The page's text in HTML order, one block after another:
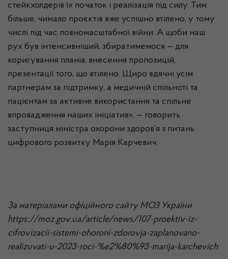
стейкхолдерів їх початок і реалізація під силу. Тим
більше, чимало проєктів вже успішно втілено, у тому
числі під час повномасштабної війни. А щоби наш
рух був інтенсивніший, збиратимемося — для
коригування планів, внесення пропозицій,
презентації того, що втілено. Щиро вдячні усім
партнерам за підтримку, а медичній спільноті та
пацієнтам за активне використання та спільне
впровадження наших ініціатив», — говорить
заступниця міністра охорони здоров’я з питань
цифрового розвитку Марія Карчевич.
За матеріалами офіційного сайту МОЗ України
https://moz.gov.ua/article/news/107-proektiv-iz-
cifrovizacii-sistemi-ohoroni-zdorovja-zaplanovano-
realizuvati-u-2023-roci-%e2%80%93-marija-karchevich